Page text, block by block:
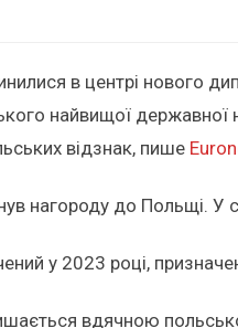
в центрі нового
найвищої державної
відзнак, пише
нагороду до Польщі. У
у 2023 році,
вдячною